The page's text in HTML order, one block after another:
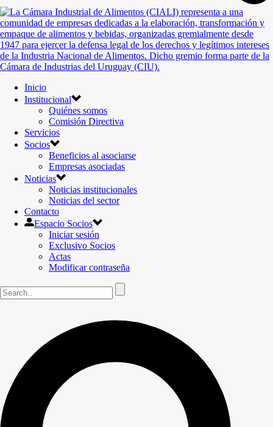
Inicio
Institucional
Quiénes somos
Comisión Directiva
Servicios
Socios
Beneficios al asociarse
Empresas asociadas
Noticias
Noticias institucionales
Noticias del sector
Contacto
Espacio Socios
Iniciar sesión
Exclusivo Socios
Actas
Modificar contraseña